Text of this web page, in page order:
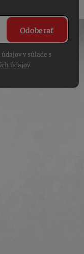
Odoberať
v súlade s
údajov.